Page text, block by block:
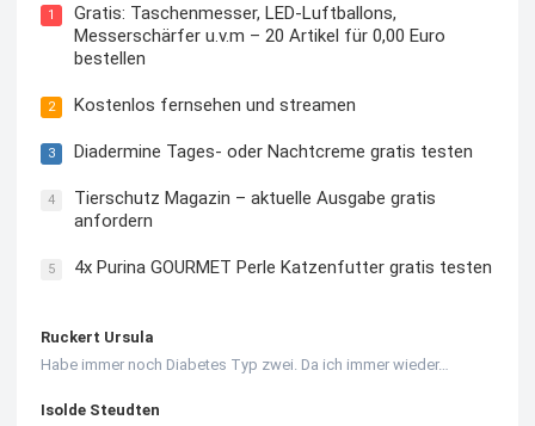
1
Gratis: Taschenmesser, LED-Luftballons,
Messerschärfer u.v.m – 20 Artikel für 0,00 Euro
bestellen
2 Kostenlos fernsehen und streamen
3 Diadermine Tages- oder Nachtcreme gratis testen
4
Tierschutz Magazin – aktuelle Ausgabe gratis
anfordern
5 4x Purina GOURMET Perle Katzenfutter gratis testen
Ruckert Ursula
Habe immer noch Diabetes Typ zwei. Da ich immer wieder…
Isolde Steudten